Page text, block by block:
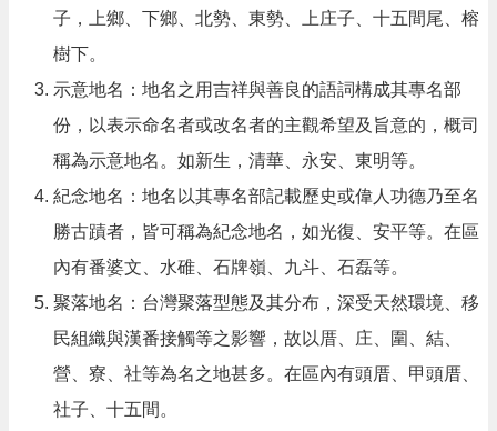
子，上鄉、下鄉、北勢、東勢、上庄子、十五間尾、榕
樹下。
示意地名：地名之用吉祥與善良的語詞構成其專名部
份，以表示命名者或改名者的主觀希望及旨意的，概司
稱為示意地名。如新生，清華、永安、東明等。
紀念地名：地名以其專名部記載歷史或偉人功德乃至名
勝古蹟者，皆可稱為紀念地名，如光復、安平等。在區
內有番婆文、水碓、石牌嶺、九斗、石磊等。
聚落地名：台灣聚落型態及其分布，深受天然環境、移
民組織與漢番接觸等之影響，故以厝、庄、圍、結、
營、寮、社等為名之地甚多。在區內有頭厝、甲頭厝、
社子、十五間。